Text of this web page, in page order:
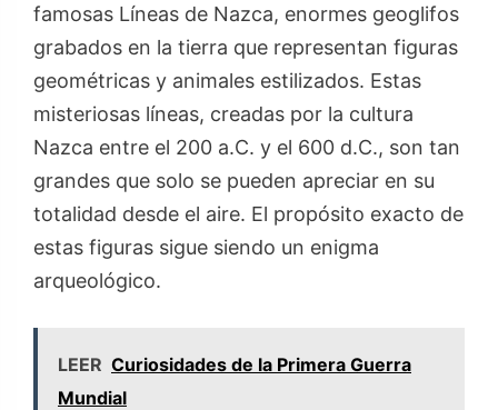
famosas Líneas de Nazca, enormes geoglifos
grabados en la tierra que representan figuras
geométricas y animales estilizados. Estas
misteriosas líneas, creadas por la cultura
Nazca entre el 200 a.C. y el 600 d.C., son tan
grandes que solo se pueden apreciar en su
totalidad desde el aire. El propósito exacto de
estas figuras sigue siendo un enigma
arqueológico.
LEER Curiosidades de la Primera Guerra
Mundial